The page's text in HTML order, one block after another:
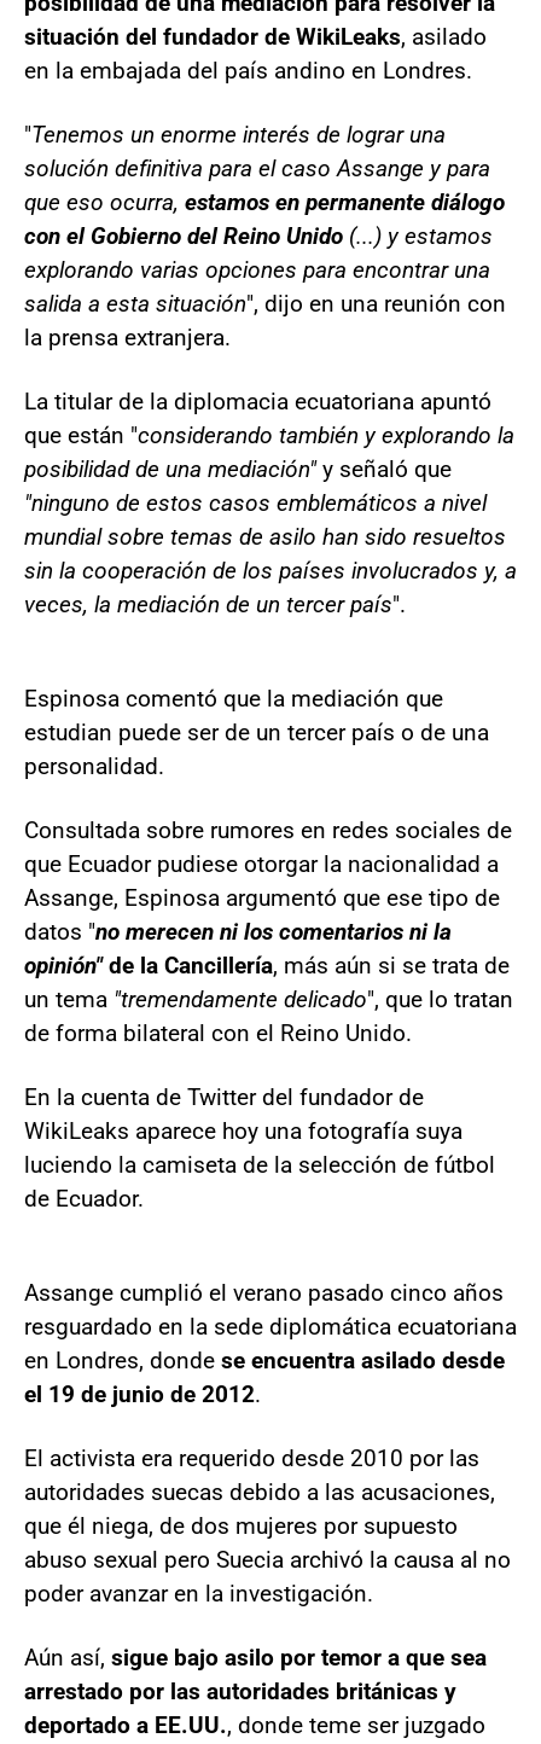
situación del fundador de WikiLeaks, asilado
en la embajada del país andino en Londres.
"Tenemos un enorme interés de lograr una
solución definitiva para el caso Assange y para
que eso ocurra, estamos en permanente diálogo
con el Gobierno del Reino Unido (...) y estamos
explorando varias opciones para encontrar una
salida a esta situación", dijo en una reunión con
la prensa extranjera.
La titular de la diplomacia ecuatoriana apuntó
que están "considerando también y explorando la
posibilidad de una mediación"y señaló que
"ninguno de estos casos emblemáticos a nivel
mundial sobre temas de asilo han sido resueltos
sin la cooperación de los países involucrados y, a
veces, la mediación de un tercer país".
Espinosa comentó que la mediación que
estudian puede ser de un tercer país o de una
personalidad.
Consultada sobre rumores en redes sociales de
que Ecuador pudiese otorgar la nacionalidad a
Assange, Espinosa argumentó que ese tipo de
datos "no merecen ni los comentarios ni la
opinión"de la Cancillería, más aún si se trata de
un tema "tremendamente delicado", que lo tratan
de forma bilateral con el Reino Unido.
En la cuenta de Twitter del fundador de
WikiLeaks aparece hoy una fotografía suya
luciendo la camiseta de la selección de fútbol
de Ecuador.
Assange cumplió el verano pasado cinco años
resguardado en la sede diplomática ecuatoriana
en Londres, donde se encuentra asilado desde
el 19 de junio de 2012.
El activista era requerido desde 2010 por las
autoridades suecas debido a las acusaciones,
que él niega, de dos mujeres por supuesto
abuso sexual pero Suecia archivó la causa al no
poder avanzar en la investigación.
Aún así, sigue bajo asilo por temor a que sea
arrestado por las autoridades británicas y
deportado a EE.UU., donde teme ser juzgado